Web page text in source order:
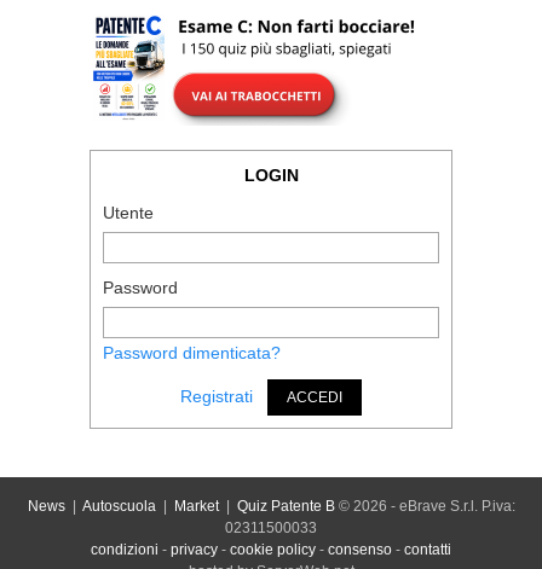
LOGIN
Utente
Password
Password dimenticata?
Registrati ACCEDI
News| Autoscuola| Market| Quiz Patente B© 2026 - eBrave S.r.l. P.iva:
02311500033
condizioni - privacy - cookie policy - consenso - contatti